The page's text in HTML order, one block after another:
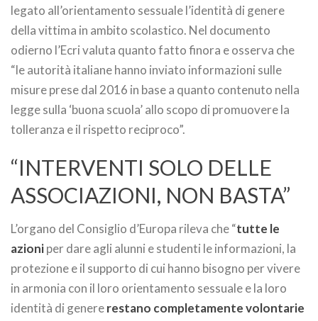
legato all’orientamento sessuale l’identità di genere
della vittima in ambito scolastico. Nel documento
odierno l’Ecri valuta quanto fatto finora e osserva che
“le autorità italiane hanno inviato informazioni sulle
misure prese dal 2016 in base a quanto contenuto nella
legge sulla ‘buona scuola’ allo scopo di promuovere la
tolleranza e il rispetto reciproco”.
“INTERVENTI SOLO DELLE
ASSOCIAZIONI, NON BASTA”
L’organo del Consiglio d’Europa rileva che “tutte le
azioniper dare agli alunni e studenti le informazioni, la
protezione e il supporto di cui hanno bisogno per vivere
in armonia con il loro orientamento sessuale e la loro
identità di genererestano completamente volontarie